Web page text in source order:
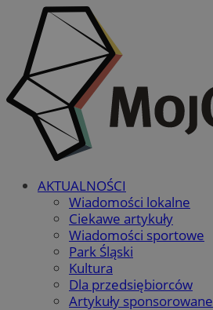
AKTUALNOŚCI
Wiadomości lokalne
Ciekawe artykuły
Wiadomości sportowe
Park Śląski
Kultura
Dla przedsiębiorców
Artykuły sponsorowane